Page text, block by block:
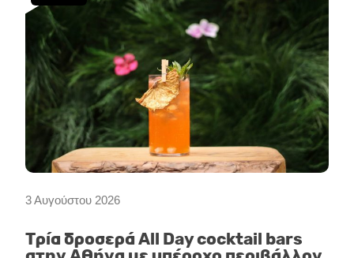
3 Αυγούστου 2026
Τρία δροσερά All Day cocktail bars